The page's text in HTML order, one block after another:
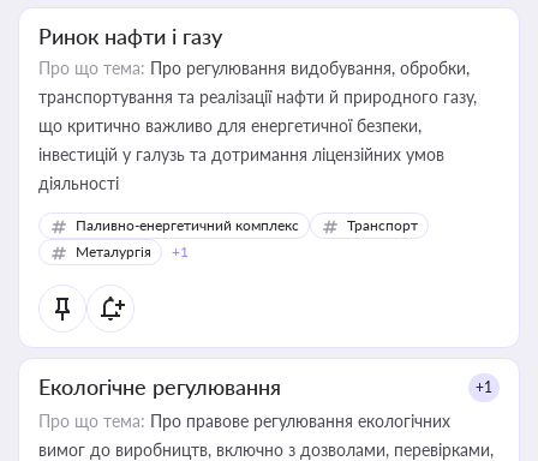
Ринок нафти і газу
Про що тема: Про регулювання видобування, обробки,
транспортування та реалізації нафти й природного газу,
що критично важливо для енергетичної безпеки,
інвестицій у галузь та дотримання ліцензійних умов
діяльності
Паливно-енергетичний комплекс
Транспорт
Металургія
+1
Екологічне регулювання +1
Про що тема: Про правове регулювання екологічних
вимог до виробництв, включно з дозволами, перевірками,